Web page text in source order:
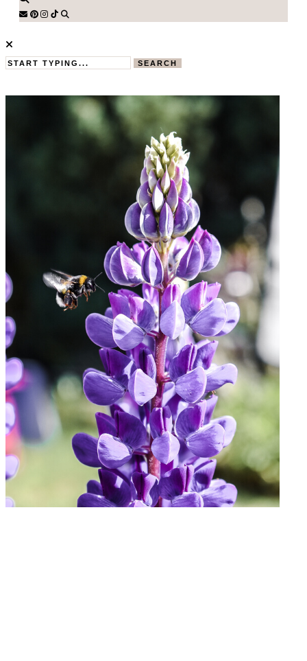
SEARCH